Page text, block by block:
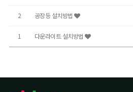
2 공장등 설치방법
1 다운라이트 설치방법